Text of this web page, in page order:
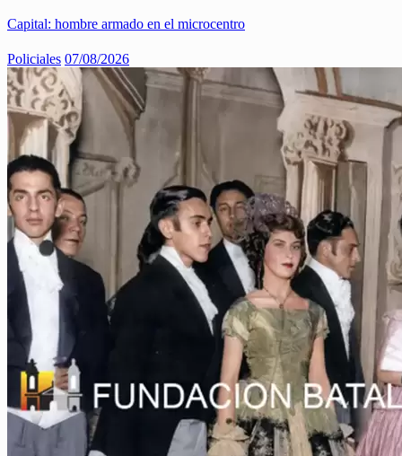
Capital: hombre armado en el microcentro
Policiales 07/08/2026